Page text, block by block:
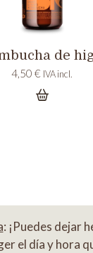
de
4,50€ IVA incl.
: ¡Puedes dejar
el día y hora